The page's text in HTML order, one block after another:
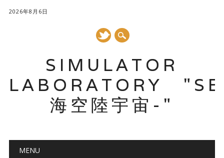
2026年8月6日
SIMULATOR
LABORATORY
海空陸宇宙-"
メインメニュー
MENU